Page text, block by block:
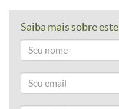
Saiba mais sobre